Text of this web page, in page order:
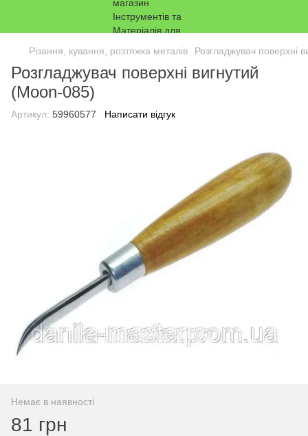
Різання, кування, розтяжка металів Розгладжувач поверхні
Розгладжувач поверхні вигнутий
(Moon-085)
Артикул: 59960577 Написати відгук
Немає в наявності
81 грн